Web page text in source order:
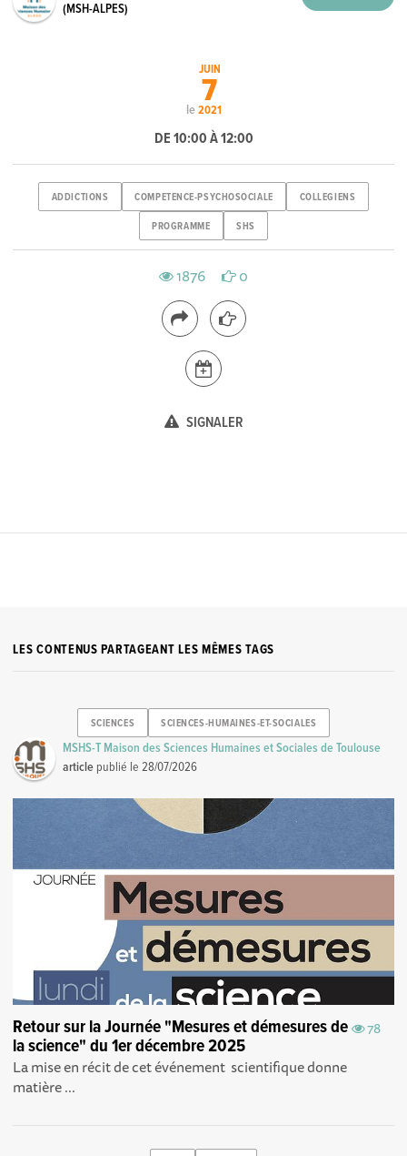
(MSH-ALPES)
le
JUIN
7
2021
DE 10:00 À 12:00
ADDICTIONS COMPETENCE-PSYCHOSOCIALE COLLEGIENS
PROGRAMME SHS
1876 0
SIGNALER
LES CONTENUS PARTAGEANT LES MÊMES TAGS
SCIENCES SCIENCES-HUMAINES-ET-SOCIALES
MSHS-T Maison des Sciences Humaines et Sociales de Toulouse
article publié le28/07/2026
78
Retour sur la Journée "Mesures et démesures de
la science" du 1er décembre 2025
La mise en récit de cet événement scientifique donne
matière ...